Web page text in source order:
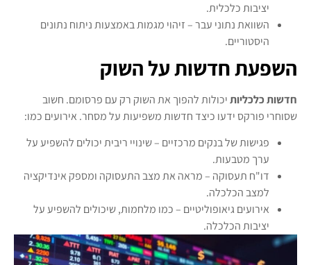
יציבות כלכלית.
השוואת נתוני עבר – זיהוי מגמות באמצעות ניתוח נתונים
היסטוריים.
השפעת חדשות על השוק
חדשות כלכליותיכולות להפוך את השוק רק עם פרסומם. חשוב
שסוחרי פורקס ידעו כיצד חדשות משפיעות על מסחר. אירועים כמו:
פגישות של בנקים מרכזיים – שינויי ריבית יכולים להשפיע על
ערך מטבעות.
דו"ח תעסוקה – מראה את מצב התעסוקה ומספק אינדיקציה
למצב הכלכלה.
אירועים גיאופוליטיים – כמו מלחמות, שיכולים להשפיע על
יציבות הכלכלה.